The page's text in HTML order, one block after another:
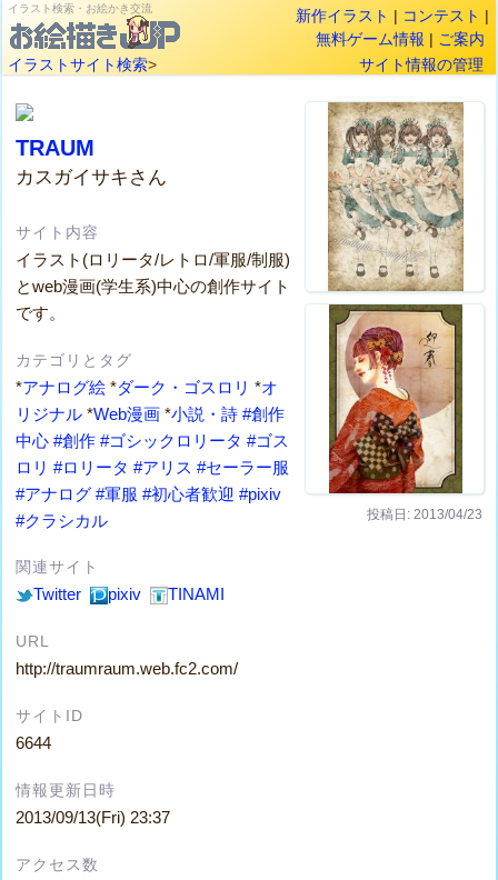
イラスト検索・お絵かき交流 新作イラスト | コンテスト |
無料ゲーム情報 | ご案内
イラストサイト検索> サイト情報の管理
投稿日: 2013/04/23
TRAUM
カスガイサキさん
サイト内容
イラスト(ロリータ/レトロ/軍服/制服)
とweb漫画(学生系)中心の創作サイト
です。
カテゴリとタグ
*アナログ絵 *ダーク・ゴスロリ *オ
リジナル *Web漫画 *小説・詩 #創作
中心 #創作 #ゴシックロリータ #ゴス
ロリ #ロリータ #アリス #セーラー服
#アナログ #軍服 #初心者歓迎 #pixiv
#クラシカル
関連サイト
Twitter pixiv TINAMI
URL
http://traumraum.web.fc2.com/
サイトID
6644
情報更新日時
2013/09/13(Fri) 23:37
アクセス数